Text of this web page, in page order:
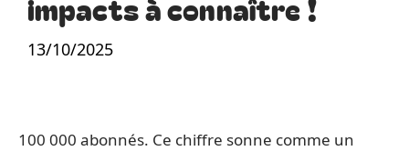
13/10/2025
100 000 abonnés. Ce chiffre sonne comme un